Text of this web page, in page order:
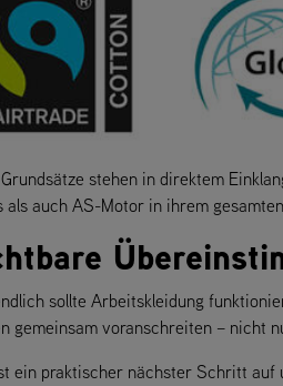
stehen in direktem
als auch AS-Motor in ihrem
sollte Arbeitskleidung
gemeinsam voranschreiten – nicht
ein praktischer nächster Schritt auf